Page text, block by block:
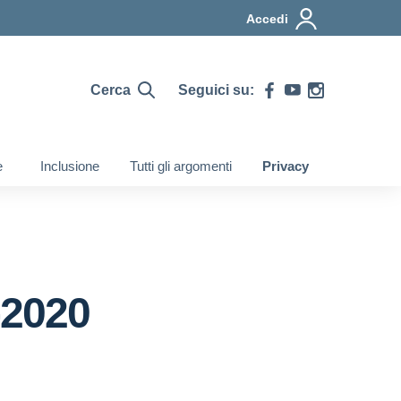
Accedi
Cerca Seguici su:
Inclusione Tutti gli argomenti Privacy